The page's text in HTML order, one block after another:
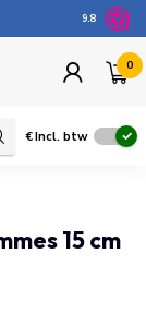
100
9.8
0
€Incl. btw
15 cm